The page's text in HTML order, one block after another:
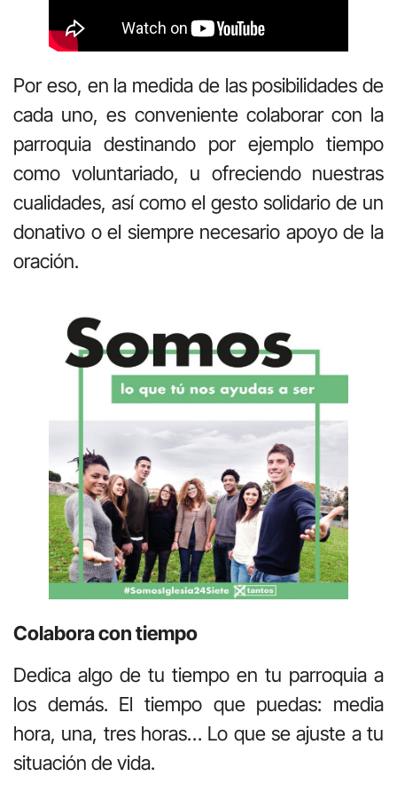
Por eso, en la medida de las posibilidades de
cada uno, es conveniente colaborar con la
parroquia destinando por ejemplo tiempo
como voluntariado, u ofreciendo nuestras
cualidades, así como el gesto solidario de un
donativo o el siempre necesario apoyo de la
oración.
Colabora con tiempo
Dedica algo de tu tiempo en tu parroquia a
los demás. El tiempo que puedas: media
hora, una, tres horas… Lo que se ajuste a tu
situación de vida.